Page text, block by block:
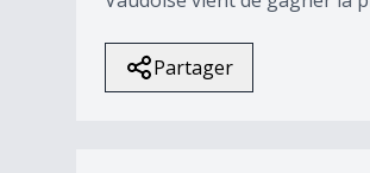
Partager